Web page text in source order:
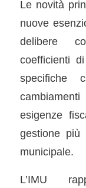
Le novità
nuove
delibere
coefficienti
specifiche
esigenze
gestione più
municipale.
L’IMU